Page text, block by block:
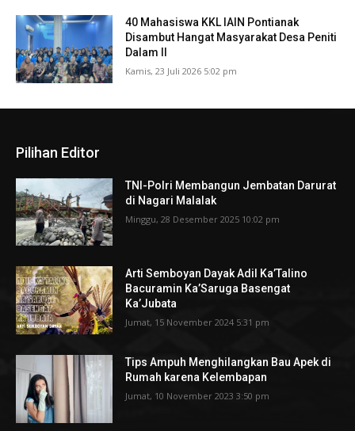
40 Mahasiswa KKL IAIN Pontianak
Disambut Hangat Masyarakat Desa Peniti
Dalam II
Kamis, 23 Juli 2026 5:02 pm
Pilihan Editor
TNI-Polri Membangun Jembatan Darurat
di Nagari Malalak
Minggu, 28 Desember 2025 10:02 pm
Arti Semboyan Dayak Adil Ka’Talino
Bacuramin Ka’Saruga Basengat
Ka’Jubata
Jumat, 15 November 2024 5:31 pm
Tips Ampuh Menghilangkan Bau Apek di
Rumah karena Kelembapan
Jumat, 10 November 2023 3:50 pm